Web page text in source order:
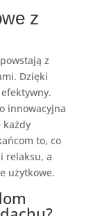
z
z
Dzięki
innowacyjna
to, co
relaksu, a
użytkowe.